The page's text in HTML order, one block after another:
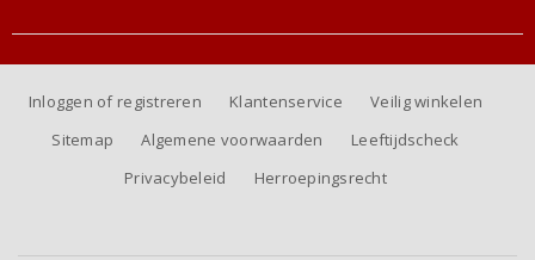
Inloggen of registreren Klantenservice
Veilig winkelen
Sitemap
Algemene voorwaarden
Leeftijdscheck
Privacybeleid
Herroepingsrecht